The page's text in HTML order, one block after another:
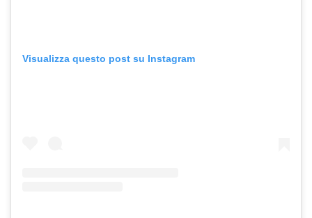
Visualizza questo post su Instagram